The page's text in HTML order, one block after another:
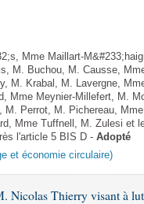
Mme Maillart-
M. Buchou, M. Causse,
M. Krabal, M. Lavergne,
Mme Meynier-Millefert, M.
M. Perrot, M. Pichereau,
Mme Tuffnell, M. Zulesi et
l'article 5 BIS D - Adopté
et économie circulaire)
Nicolas Thierry visant à